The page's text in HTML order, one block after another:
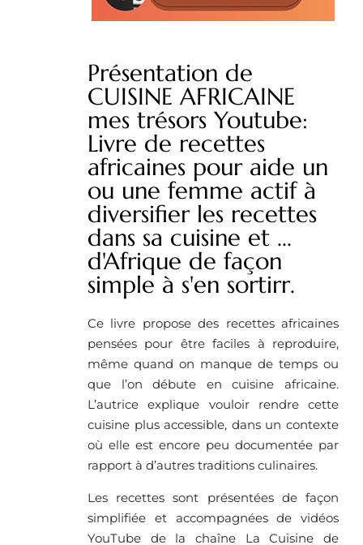
Présentation de
CUISINE AFRICAINE
mes trésors Youtube:
Livre de recettes
africaines pour aide un
ou une femme actif à
diversifier les recettes
dans sa cuisine et ...
d'Afrique de façon
simple à s'en sortirr.
Ce livre propose des recettes africaines
pensées pour être faciles à reproduire,
même quand on manque de temps ou
que l’on débute en cuisine africaine.
L’autrice explique vouloir rendre cette
cuisine plus accessible, dans un contexte
où elle est encore peu documentée par
rapport à d’autres traditions culinaires.
Les recettes sont présentées de façon
simplifiée et accompagnées de vidéos
YouTube de la chaîne La Cuisine de